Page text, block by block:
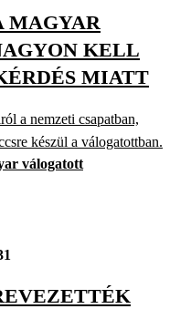
MAGYAR
KELL
MIATT
a nemzeti csapatban,
készül a válogatottban.
válogatott